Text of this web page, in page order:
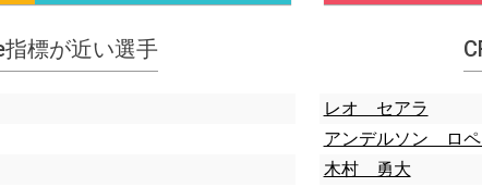
標が近い選手
レオ セアラ
アンデルソン ロペ
木村 勇大